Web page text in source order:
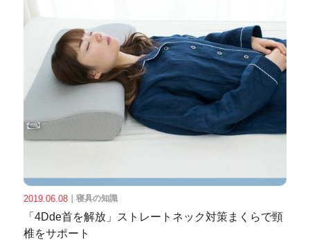
2019.06.08｜ 寝具の知識
「4Dde首を解放」ストレートネック対策まくらで頸
椎をサポート